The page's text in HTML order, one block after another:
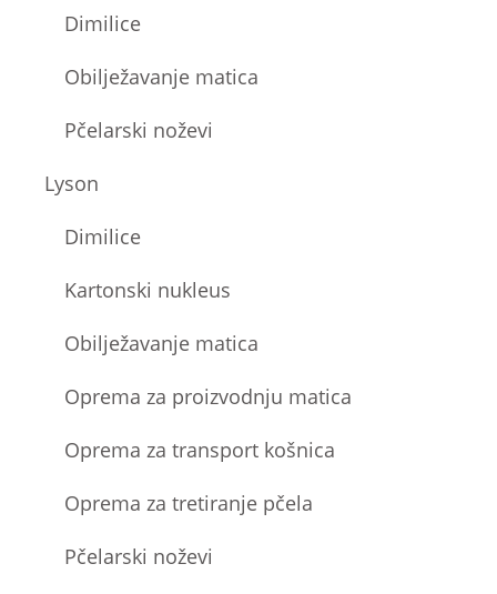
Dimilice
Obilježavanje matica
Pčelarski noževi
Lyson
Dimilice
Kartonski nukleus
Obilježavanje matica
Oprema za proizvodnju matica
Oprema za transport košnica
Oprema za tretiranje pčela
Pčelarski noževi